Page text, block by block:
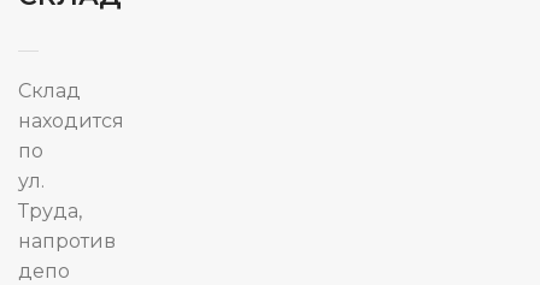
Склад
находится
по
ул.
Труда,
напротив
депо